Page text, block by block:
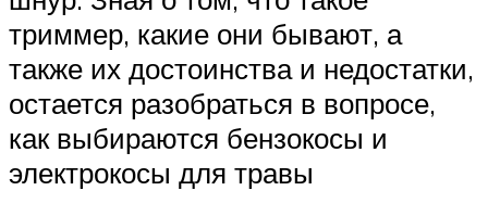
триммер, какие они бывают, а
также их достоинства и недостатки,
остается разобраться в вопросе,
как выбираются бензокосы и
электрокосы для травы